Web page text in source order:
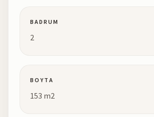
BADRUM
2
BOYTA
153 m2